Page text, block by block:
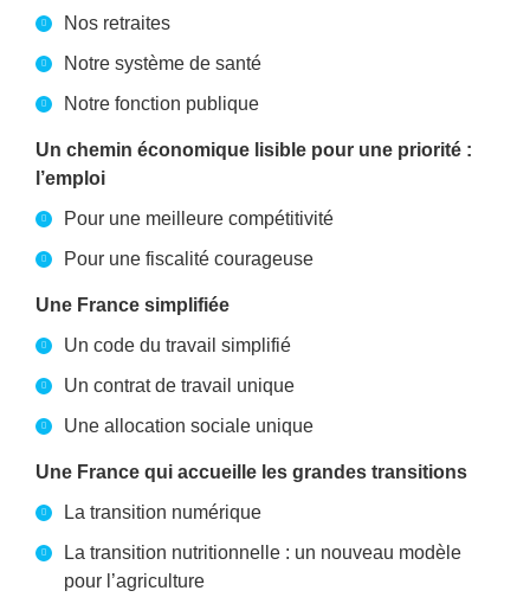
Nos retraites
Notre système de santé
Notre fonction publique
Un chemin économique lisible pour une priorité :
l’emploi
Pour une meilleure compétitivité
Pour une fiscalité courageuse
Une France simplifiée
Un code du travail simplifié
Un contrat de travail unique
Une allocation sociale unique
Une France qui accueille les grandes transitions
La transition numérique
La transition nutritionnelle : un nouveau modèle
pour l’agriculture